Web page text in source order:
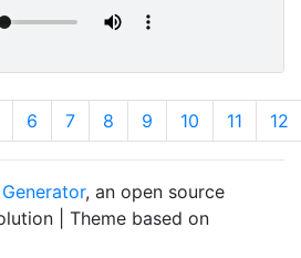
6 7 8 9 10 11 12
, an open source
| Theme based on